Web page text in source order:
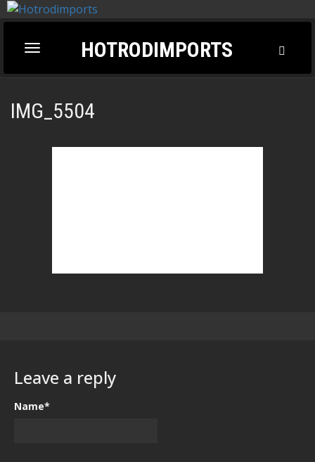
Toggle
navigation
HOTRODIMPORTS
IMG_5504
Leave a reply
Name*